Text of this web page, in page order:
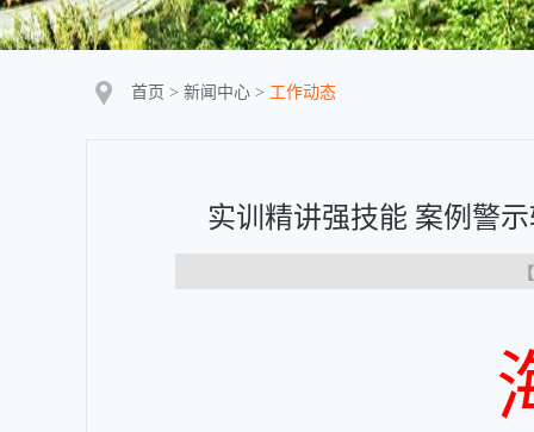
首页 > 新闻中心 > 工作动态
实训精讲强技能 案例警